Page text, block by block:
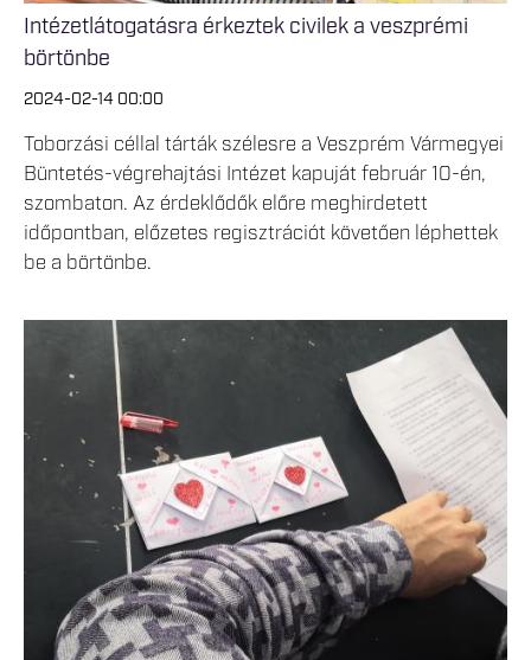
Intézetlátogatásra érkeztek civilek a veszprémi
börtönbe
2024-02-14 00:00
Toborzási céllal tárták szélesre a Veszprém Vármegyei
Büntetés-végrehajtási Intézet kapuját február 10-én,
szombaton. Az érdeklődők előre meghirdetett
időpontban, előzetes regisztrációt követően léphettek
be a börtönbe.